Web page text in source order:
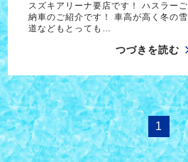
スズキアリーナ要店です！ ハスラーご
納車のご紹介です！ 車高が高く冬の雪
道などもとっても…
つづきを読む
1